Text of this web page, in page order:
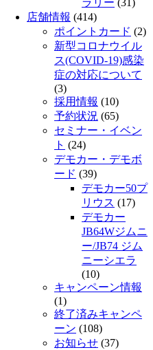
ラリー (31)
店舗情報 (414)
ポイントカード (2)
新型コロナウイル
ス(COVID-19)感染
症の対応について
(3)
採用情報 (10)
予約状況 (65)
セミナー・イベン
ト (24)
デモカー・デモボ
ード (39)
デモカー50プ
リウス (17)
デモカー
JB64Wジムニ
ー/JB74 ジム
ニーシエラ
(10)
キャンペーン情報
(1)
終了済みキャンペ
ーン (108)
お知らせ (37)